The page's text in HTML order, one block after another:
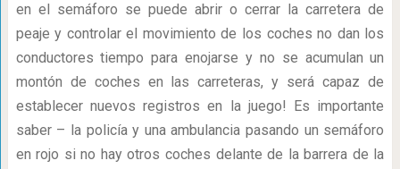
en el semáforo se puede abrir o cerrar la carretera de
peaje y controlar el movimiento de los coches no dan los
conductores tiempo para enojarse y no se acumulan un
montón de coches en las carreteras, y será capaz de
establecer nuevos registros en la juego! Es importante
saber – la policía y una ambulancia pasando un semáforo
en rojo si no hay otros coches delante de la barrera de la